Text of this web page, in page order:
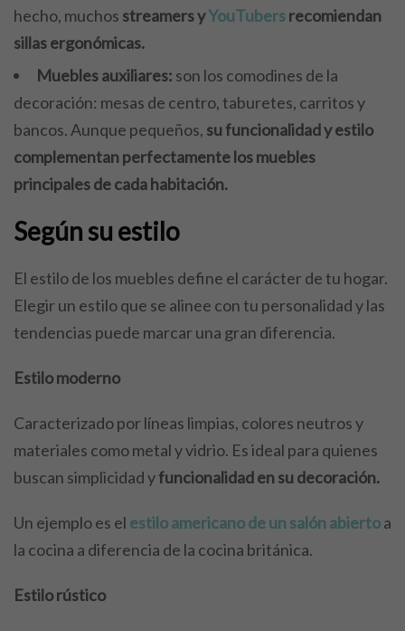
hecho, muchos streamers yYouTubersrecomiendan
sillas ergonómicas.
Muebles auxiliares: son los comodines de la
decoración: mesas de centro, taburetes, carritos y
bancos. Aunque pequeños, su funcionalidad y estilo
complementan perfectamente los muebles
principales de cada habitación.
Según su estilo
El estilo de los muebles define el carácter de tu hogar.
Elegir un estilo que se alinee con tu personalidad y las
tendencias puede marcar una gran diferencia.
Estilo moderno
Caracterizado por líneas limpias, colores neutros y
materiales como metal y vidrio. Es ideal para quienes
buscan simplicidad yfuncionalidad en su decoración.
Un ejemplo es el estilo americano de un salón abiertoa
la cocina a diferencia de la cocina británica.
Estilo rústico